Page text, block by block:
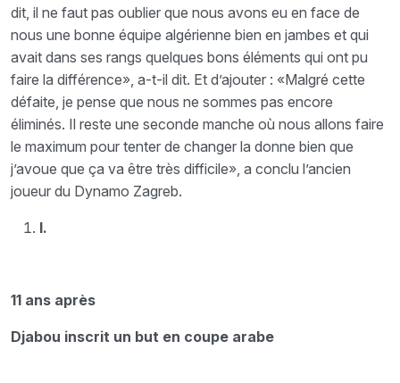
dit, il ne faut pas oublier que nous avons eu en face de
nous une bonne équipe algérienne bien en jambes et qui
avait dans ses rangs quelques bons éléments qui ont pu
faire la différence», a-t-il dit. Et d’ajouter : «Malgré cette
défaite, je pense que nous ne sommes pas encore
éliminés. Il reste une seconde manche où nous allons faire
le maximum pour tenter de changer la donne bien que
j’avoue que ça va être très difficile», a conclu l’ancien
joueur du Dynamo Zagreb.
I.
11 ans après
Djabou inscrit un but en coupe arabe